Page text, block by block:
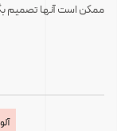
ممکن است آنها تصمیم